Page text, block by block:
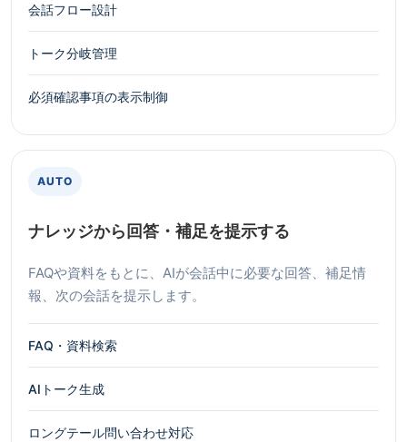
会話フロー設計
トーク分岐管理
必須確認事項の表示制御
AUTO
ナレッジから回答・補足を提示する
FAQや資料をもとに、AIが会話中に必要な回答、補足情
報、次の会話を提示します。
FAQ・資料検索
AIトーク生成
ロングテール問い合わせ対応